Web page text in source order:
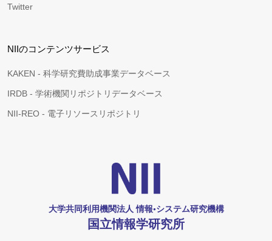
Twitter
NIIのコンテンツサービス
KAKEN - 科学研究費助成事業データベース
IRDB - 学術機関リポジトリデータベース
NII-REO - 電子リソースリポジトリ
大学共同利用機関法人 情報•システム研究機構
国立情報学研究所